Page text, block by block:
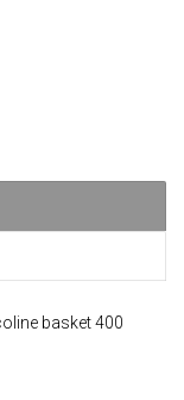
basket 400